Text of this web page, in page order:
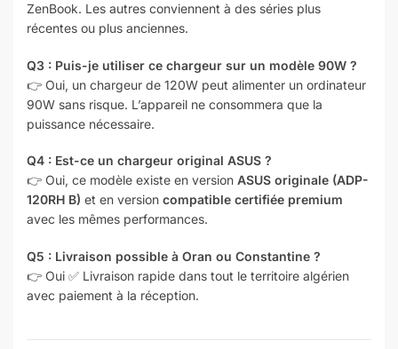
ZenBook. Les autres conviennent à des séries plus
récentes ou plus anciennes.
Q3 : Puis-je utiliser ce chargeur sur un modèle 90W ?
👉 Oui, un chargeur de 120W peut alimenter un ordinateur
90W sans risque. L’appareil ne consommera que la
puissance nécessaire.
Q4 : Est-ce un chargeur original ASUS ?
👉 Oui, ce modèle existe en version ASUS originale (ADP-
120RH B) et en version compatible certifiée premium
avec les mêmes performances.
Q5 : Livraison possible à Oran ou Constantine ?
👉 Oui ✅ Livraison rapide dans tout le territoire algérien
avec paiement à la réception.